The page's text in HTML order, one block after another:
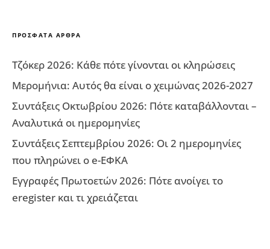
ΠΡΌΣΦΑΤΑ ΆΡΘΡΑ
Τζόκερ 2026: Κάθε πότε γίνονται οι κληρώσεις
Μερομήνια: Αυτός θα είναι ο χειμώνας 2026-2027
Συντάξεις Οκτωβρίου 2026: Πότε καταβάλλονται –
Αναλυτικά οι ημερομηνίες
Συντάξεις Σεπτεμβρίου 2026: Οι 2 ημερομηνίες
που πληρώνει ο e-ΕΦΚΑ
Εγγραφές Πρωτοετών 2026: Πότε ανοίγει το
eregister και τι χρειάζεται